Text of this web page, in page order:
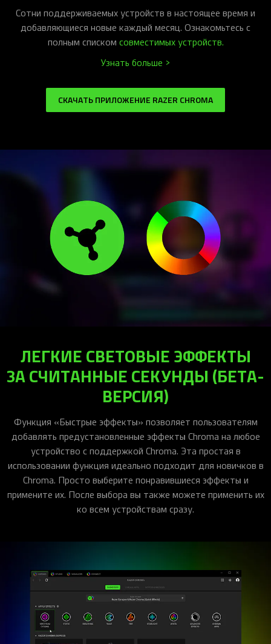
Сотни поддерживаемых устройств в настоящее время и
добавляющиеся новые каждый месяц. Ознакомьтесь с
полным списком совместимых устройств.
Узнать больше >
СКАЧАТЬ ПРИЛОЖЕНИЕ RAZER CHROMA
ЛЕГКИЕ СВЕТОВЫЕ ЭФФЕКТЫ
ЗА СЧИТАННЫЕ СЕКУНДЫ (БЕТА-
ВЕРСИЯ)
Функция «Быстрые эффекты» позволяет пользователям
добавлять предустановленные эффекты Chroma на любое
устройство с поддержкой Chroma. Эта простая в
использовании функция идеально подходит для новичков в
Chroma. Просто выберите понравившиеся эффекты и
примените их. После выбора вы также можете применить их
ко всем устройствам сразу.